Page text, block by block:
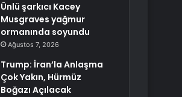
Ünlü şarkıcı Kacey
Musgraves yağmur
ormanında soyundu
Ağustos 7, 2026
Trump: İran’la Anlaşma
Çok Yakın, Hürmüz
Boğazı Açılacak